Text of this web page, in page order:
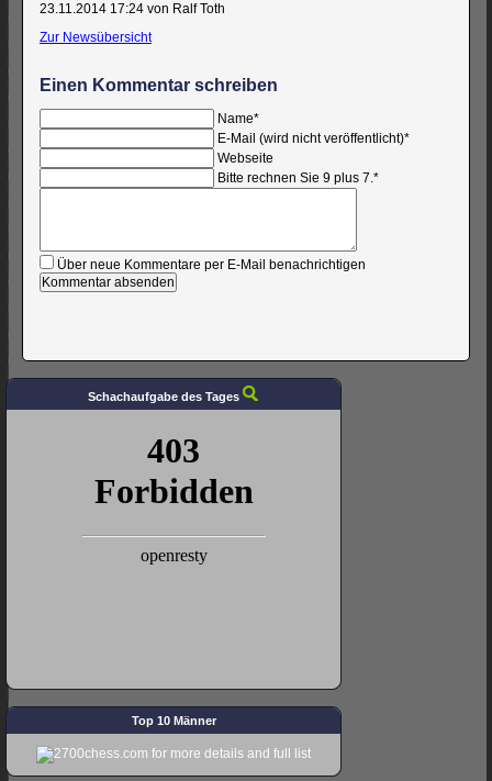
23.11.2014 17:24 von Ralf Toth
Zur Newsübersicht
Einen Kommentar schreiben
Pflichtfeld
Name*
Pflichtfeld
E-Mail (wird nicht veröffentlicht)*
Webseite
Bitte rechnen Sie 9 plus 7.*
Über neue Kommentare per E-Mail benachrichtigen
Schachaufgabe des Tages
Top 10 Männer